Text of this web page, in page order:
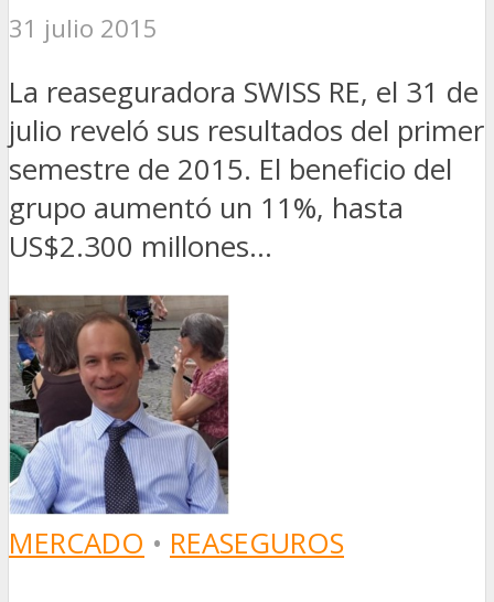
31 julio 2015
La reaseguradora SWISS RE, el 31 de
julio reveló sus resultados del primer
semestre de 2015. El beneficio del
grupo aumentó un 11%, hasta
US$2.300 millones...
MERCADO • REASEGUROS